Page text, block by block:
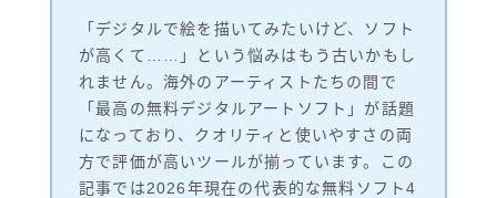
「デジタルで絵を描いてみたいけど、ソフト
が高くて……」という悩みはもう古いかもし
れません。海外のアーティストたちの間で
「最高の無料デジタルアートソフト」が話題
になっており、クオリティと使いやすさの両
方で評価が高いツールが揃っています。この
記事では2026年現在の代表的な無料ソフト4